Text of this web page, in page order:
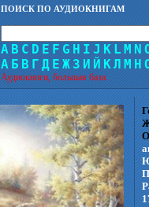
ПОИСК ПО АУДИОКНИГАМ
A B C D E F G H I J K L M N
А Б В Г Д Е Ж З И Й КЛ М Н
Аудиокниги, большая база.